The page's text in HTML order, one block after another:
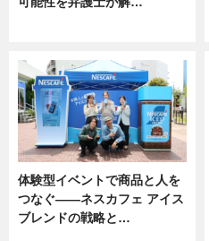
体験型イベントで商品と人を
つなぐ――ネスカフェ アイス
ブレンドの戦略と…